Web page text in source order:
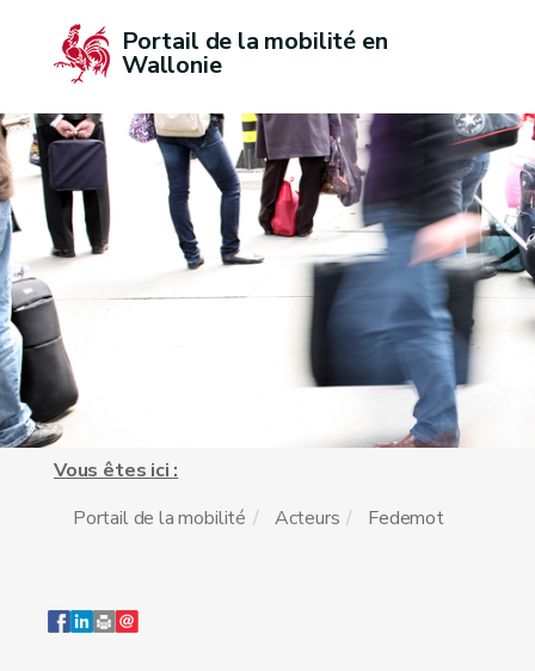
Portail de la mobilité en
Wallonie
Vous êtes ici :
Portail de la mobilité
Acteurs Fedemot